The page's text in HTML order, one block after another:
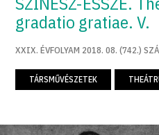
gradatio gratiae. V.
XXIX. ÉVFOLYAM 2018. 08. (742.)
TÁRSMŰVÉSZETEK